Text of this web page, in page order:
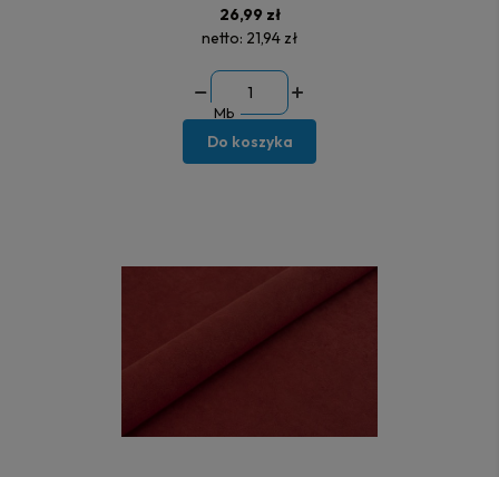
26,99 zł
netto: 21,94 zł
Mb
Do koszyka